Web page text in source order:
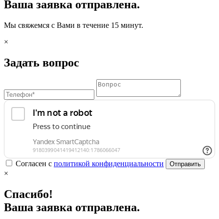
Ваша заявка отправлена.
Мы свяжемся с Вами в течение 15 минут.
×
Задать вопрос
Согласен с политикой конфиденциальности Отправить
×
Спасибо!
Ваша заявка отправлена.